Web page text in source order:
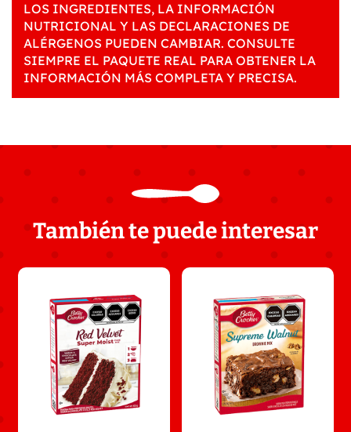
LOS INGREDIENTES, LA INFORMACIÓN
NUTRICIONAL Y LAS DECLARACIONES DE
ALÉRGENOS PUEDEN CAMBIAR. CONSULTE
SIEMPRE EL PAQUETE REAL PARA OBTENER LA
INFORMACIÓN MÁS COMPLETA Y PRECISA.
También te puede interesar